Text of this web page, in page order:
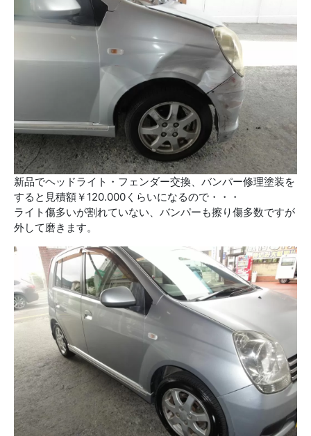
新品でヘッドライト・フェンダー交換、バンパー修理塗装を
すると見積額￥120.000くらいになるので・・・
ライト傷多いが割れていない、バンパーも擦り傷多数ですが
外して磨きます。